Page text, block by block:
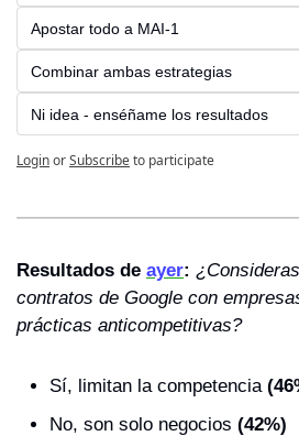
Apostar todo a MAI-1
Combinar ambas estrategias
Ni idea - enséñame los resultados
LoginorSubscribeto participate
Resultados de ayer:
contratos de Google con
prácticas anticompetitivas?
Sí, limitan la competencia
No, son solo negocios (42%)